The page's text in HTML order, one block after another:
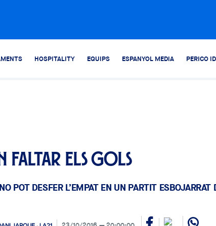
HOSPITALITY EQUIPS ESPANYOL MEDIA PERICO ID
faltar els gols
POT DESFER L’EMPAT EN UN PARTIT ESBOJARRAT